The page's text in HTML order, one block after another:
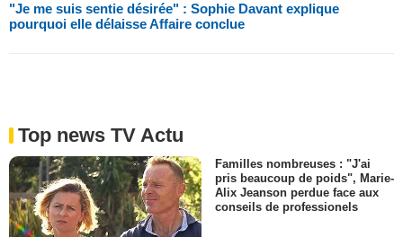
"Je me suis sentie désirée" : Sophie Davant explique
pourquoi elle délaisse Affaire conclue
Top news TV Actu
Familles nombreuses : "J'ai
pris beaucoup de poids", Marie-
Alix Jeanson perdue face aux
conseils de professionels